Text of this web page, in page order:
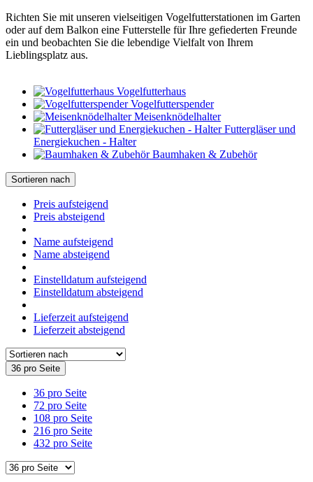
Richten Sie mit unseren vielseitigen Vogelfutterstationen im Garten
oder auf dem Balkon eine Futterstelle für Ihre gefiederten Freunde
ein und beobachten Sie die lebendige Vielfalt von Ihrem
Lieblingsplatz aus.
Vogelfutterhaus
Vogelfutterspender
Meisenknödelhalter
Futtergläser und
Energiekuchen - Halter
Baumhaken & Zubehör
Sortieren nach
Preis aufsteigend
Preis absteigend
Name aufsteigend
Name absteigend
Einstelldatum aufsteigend
Einstelldatum absteigend
Lieferzeit aufsteigend
Lieferzeit absteigend
36 pro Seite
36 pro Seite
72 pro Seite
108 pro Seite
216 pro Seite
432 pro Seite